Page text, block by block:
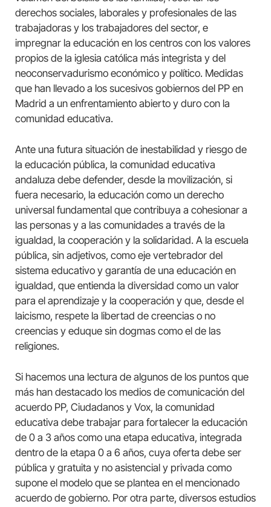
derechos sociales, laborales y profesionales de las
trabajadoras y los trabajadores del sector, e
impregnar la educación en los centros con los valores
propios de la iglesia católica más integrista y del
neoconservadurismo económico y político. Medidas
que han llevado a los sucesivos gobiernos del PP en
Madrid a un enfrentamiento abierto y duro con la
comunidad educativa.
Ante una futura situación de inestabilidad y riesgo de
la educación pública, la comunidad educativa
andaluza debe defender, desde la movilización, si
fuera necesario, la educación como un derecho
universal fundamental que contribuya a cohesionar a
las personas y a las comunidades a través de la
igualdad, la cooperación y la solidaridad. A la escuela
pública, sin adjetivos, como eje vertebrador del
sistema educativo y garantía de una educación en
igualdad, que entienda la diversidad como un valor
para el aprendizaje y la cooperación y que, desde el
laicismo, respete la libertad de creencias o no
creencias y eduque sin dogmas como el de las
religiones.
Si hacemos una lectura de algunos de los puntos que
más han destacado los medios de comunicación del
acuerdo PP, Ciudadanos y Vox, la comunidad
educativa debe trabajar para fortalecer la educación
de 0 a 3 años como una etapa educativa, integrada
dentro de la etapa 0 a 6 años, cuya oferta debe ser
pública y gratuita y no asistencial y privada como
supone el modelo que se plantea en el mencionado
acuerdo de gobierno. Por otra parte, diversos estudios